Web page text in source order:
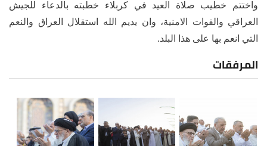
واختتم خطيب صلاة العيد في كربلاء خطبته بالدعاء للجيش
العراقي والقوات الامنية، وان يديم الله استقلال العراق والنعم
التي انعم بها على هذا البلد.
المرفقات